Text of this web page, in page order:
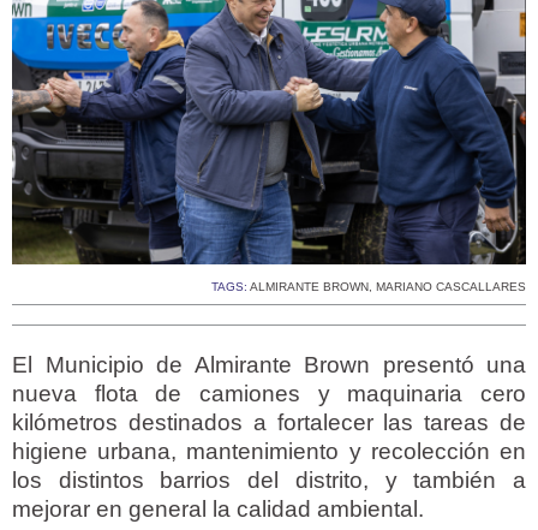
TAGS: ALMIRANTE BROWN, MARIANO CASCALLARES
El Municipio de Almirante Brown presentó una
nueva flota de camiones y maquinaria cero
kilómetros destinados a fortalecer las tareas de
higiene urbana, mantenimiento y recolección en
los distintos barrios del distrito, y también a
mejorar en general la calidad ambiental.